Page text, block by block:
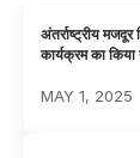
अंतर्राष्ट्रीय
कार्यक्रम का
MAY 1, 2025